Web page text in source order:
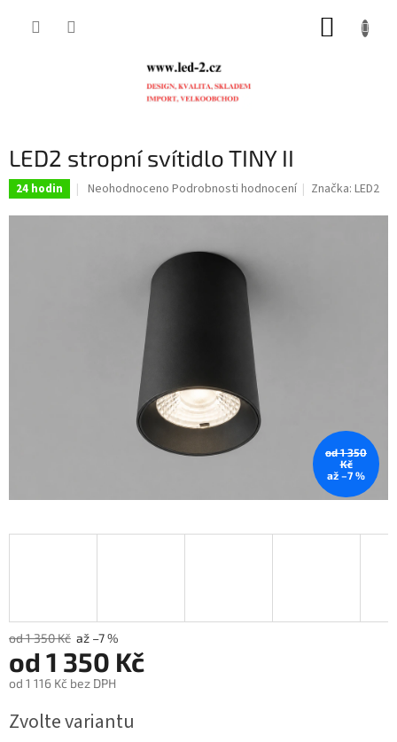
LED2 stropní svítidlo TINY II
24 hodin
Průměrné
produktu
Neohodnoceno Podrobnosti hodnocení Značka:LED2
od 1 350
Kč
až –7 %
od 1 350 Kč až –7 %
od 1 350 Kč
od 1 116 Kč bez DPH
cena:
Zvolte variantu